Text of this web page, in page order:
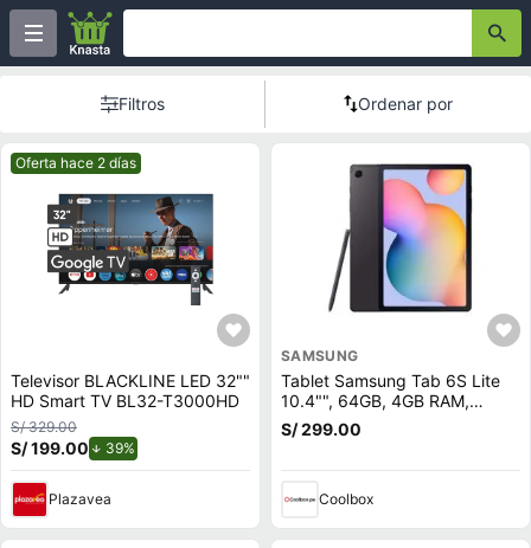
Filtros Ordenar por
Mejor precio.
Oferta hace 2 días
Televisor BLACKLINE LED 32""
HD Smart TV BL32-T3000HD
S/ 329.00
S/ 199.00 39%
Plazavea
SAMSUNG
Tablet Samsung Tab 6S Lite
10.4"", 64GB, 4GB RAM,
cámara principal 8MP y frontal
5MP, Octa-Core, 7040 mAh,
S/ 299.00
Coolbox